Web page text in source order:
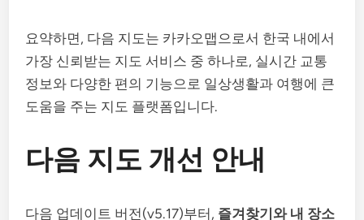
요약하면, 다음 지도는 카카오맵으로서 한국 내에서
가장 신뢰받는 지도 서비스 중 하나로, 실시간 교통
정보와 다양한 편의 기능으로 일상생활과 여행에 큰
도움을 주는 지도 플랫폼입니다.
다음 지도 개선 안내
다음 업데이트 버전(v5.17)부터, 즐겨찾기와 내 장소